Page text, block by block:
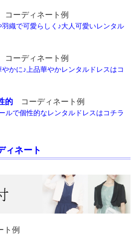
コーディネート例
羽織で可愛らしく♪大人可愛いレンタル
コーディネート例
かに♪上品華やかレンタルドレスはコ
的 コーディネート例
ルで個性的なレンタルドレスはコチラ
ィネート
ト例